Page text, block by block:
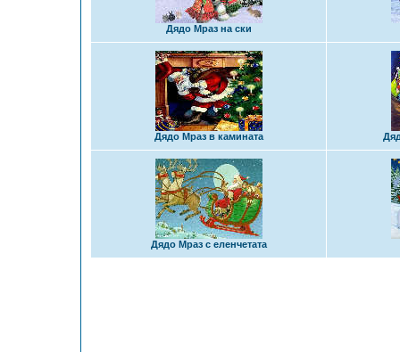
Дядо Мраз на ски
Дядо Мраз в камината
Дядо Мраз с еленчетата